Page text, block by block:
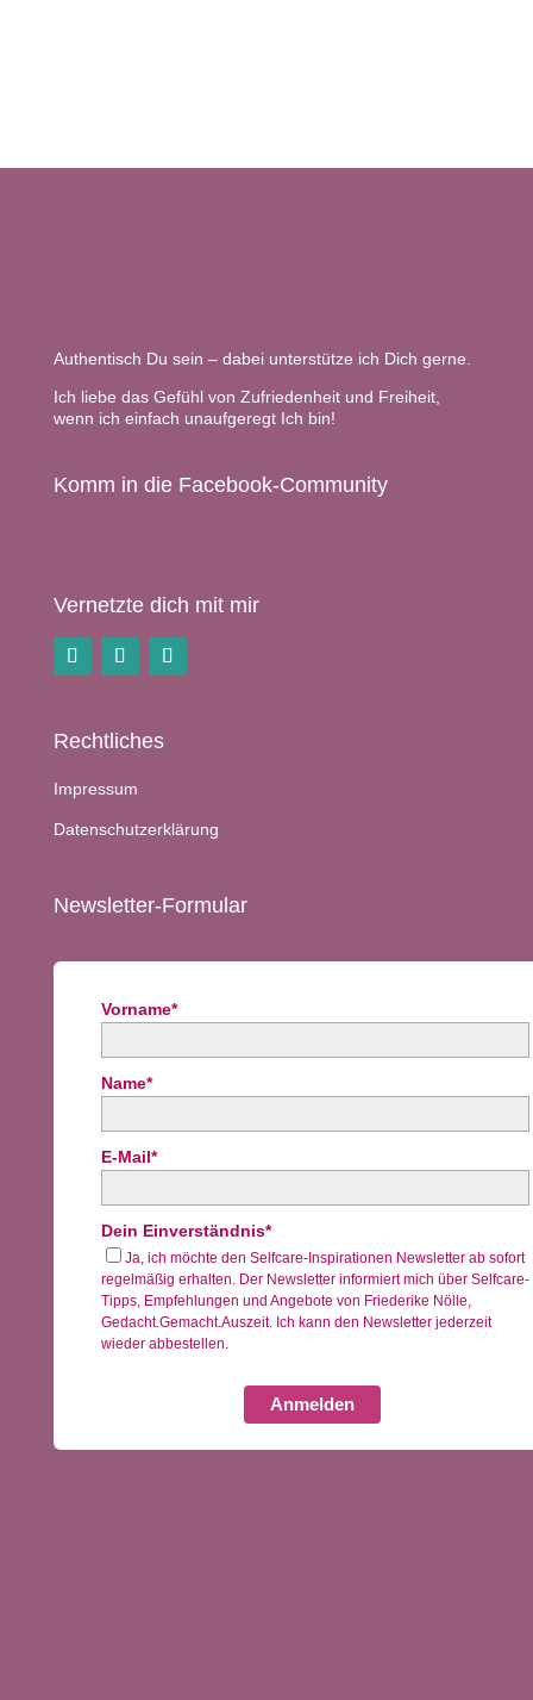
Authentisch Du sein – dabei unterstütze ich Dich gerne.
Ich liebe das Gefühl von Zufriedenheit und Freiheit,
wenn ich einfach unaufgeregt Ich bin!
Komm in die Facebook-Community
Vernetzte dich mit mir
Rechtliches
Impressum
Datenschutzerklärung
Newsletter-Formular
Vorname*
Name*
E-Mail*
Dein Einverständnis*
Ja, ich möchte den Selfcare-Inspirationen Newsletter ab sofort
regelmäßig erhalten. Der Newsletter informiert mich über Selfcare-
Tipps, Empfehlungen und Angebote von Friederike Nölle,
Gedacht.Gemacht.Auszeit. Ich kann den Newsletter jederzeit
wieder abbestellen.
Anmelden